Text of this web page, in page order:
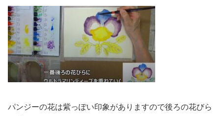
パンジーの花は紫っぽい印象がありますので後ろの花びら